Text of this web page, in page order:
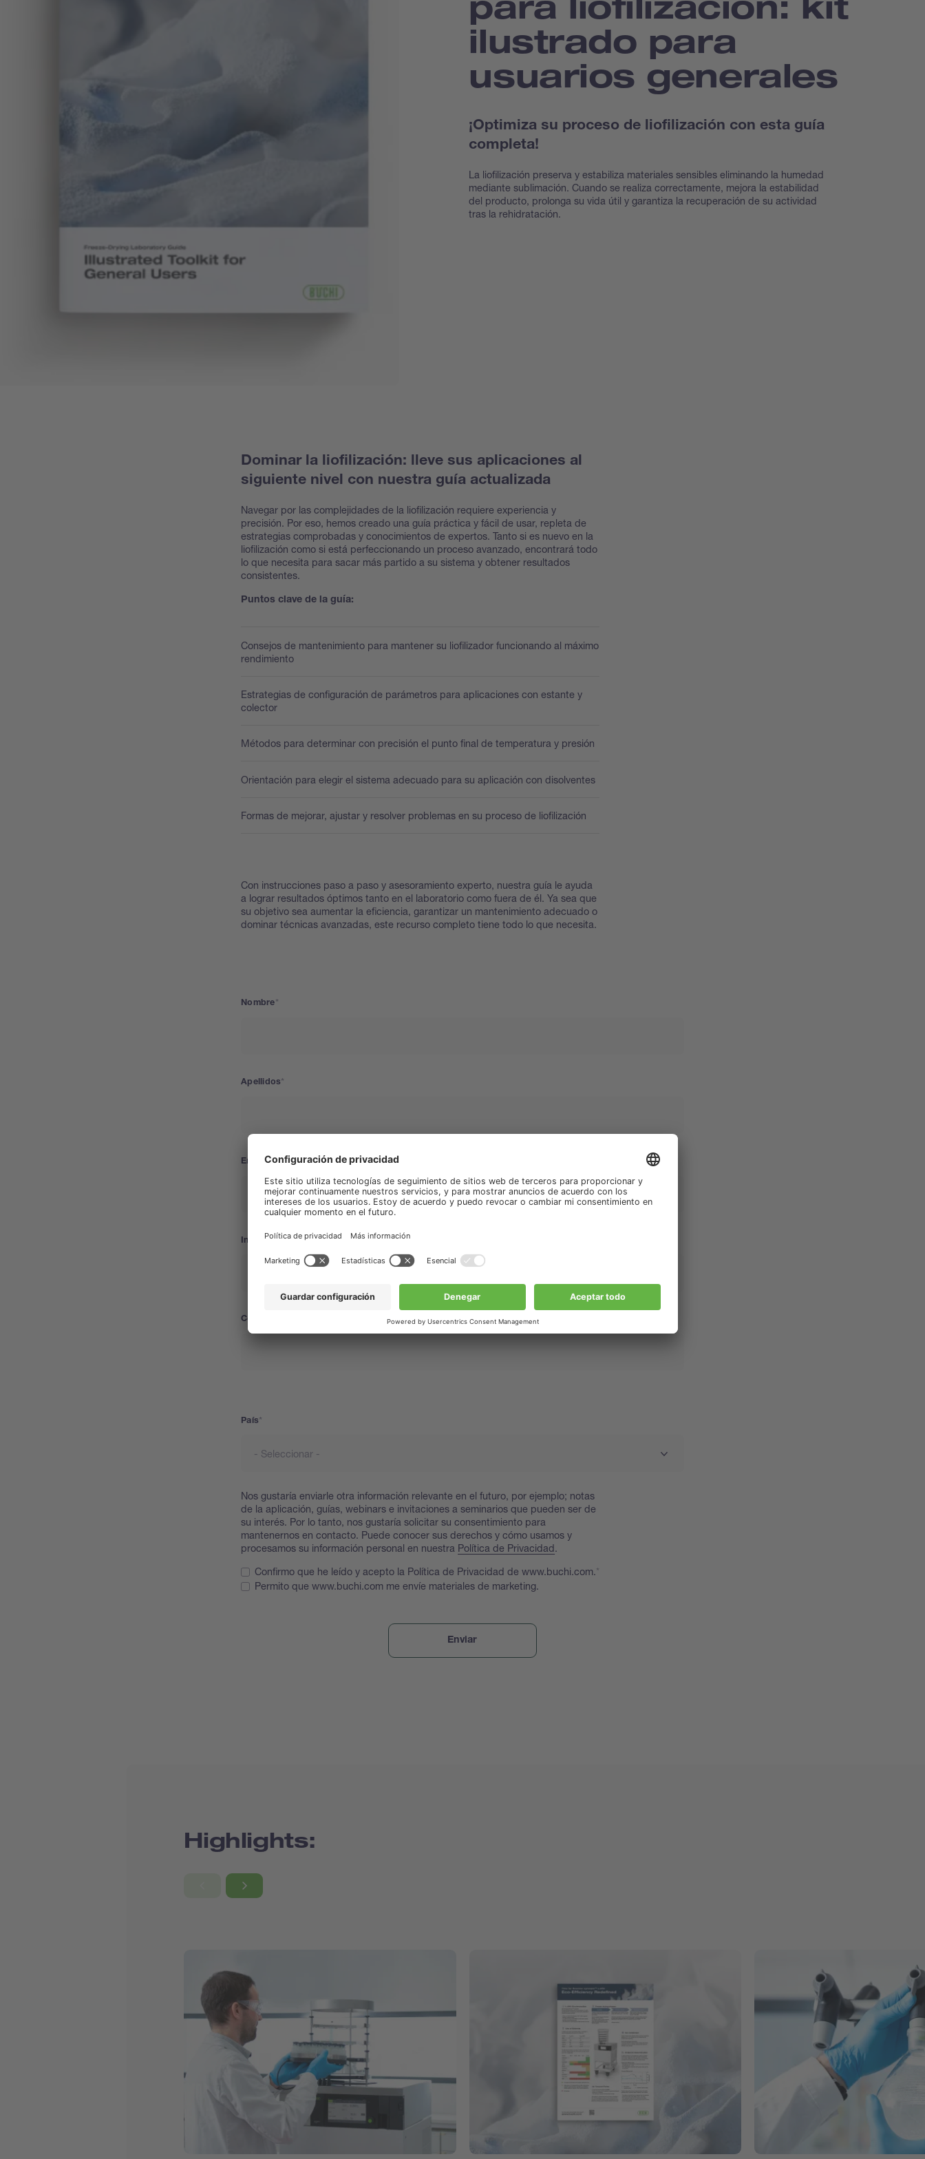
ilustrado para
usuarios generales
¡Optimiza su proceso de liofilización con esta guía
completa!
La liofilización preserva y estabiliza materiales sensibles eliminando la humedad
mediante sublimación. Cuando se realiza correctamente, mejora la estabilidad
del producto, prolonga su vida útil y garantiza la recuperación de su actividad
tras la rehidratación.
Dominar la liofilización: lleve sus aplicaciones al
siguiente nivel con nuestra guía actualizada
Navegar por las complejidades de la liofilización requiere experiencia y
precisión. Por eso, hemos creado una guía práctica y fácil de usar, repleta de
estrategias comprobadas y conocimientos de expertos. Tanto si es nuevo en la
liofilización como si está perfeccionando un proceso avanzado, encontrará todo
lo que necesita para sacar más partido a su sistema y obtener resultados
consistentes.
Puntos clave de la guía:
Consejos de mantenimiento para mantener su liofilizador funcionando al máximo
rendimiento
Estrategias de configuración de parámetros para aplicaciones con estante y
colector
Métodos para determinar con precisión el punto final de temperatura y presión
Orientación para elegir el sistema adecuado para su aplicación con disolventes
Formas de mejorar, ajustar y resolver problemas en su proceso de liofilización
Con instrucciones paso a paso y asesoramiento experto, nuestra guía le ayuda
a lograr resultados óptimos tanto en el laboratorio como fuera de él. Ya sea que
su objetivo sea aumentar la eficiencia, garantizar un mantenimiento adecuado o
dominar técnicas avanzadas, este recurso completo tiene todo lo que necesita.
Nombre
Apellidos
Empresa/Universidad
Industry
Correo electrónico
País
Nos gustaría enviarle otra información relevante en el futuro, por ejemplo; notas
de la aplicación, guías, webinars e invitaciones a seminarios que pueden ser de
su interés. Por lo tanto, nos gustaría solicitar su consentimiento para
mantenernos en contacto. Puede conocer sus derechos y cómo usamos y
procesamos su información personal en nuestra Política de Privacidad.
Confirmo que he leído y acepto la Política de Privacidad de www.buchi.com.
Permito que www.buchi.com me envíe materiales de marketing.
Highlights: